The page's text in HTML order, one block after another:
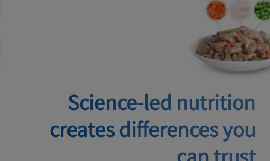
Science-led nutrition
createsdifferences you